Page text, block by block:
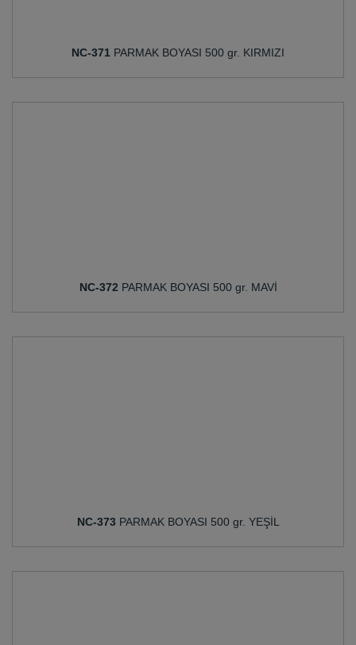
NC-371 PARMAK BOYASI 500 gr. KIRMIZI
NC-372 PARMAK BOYASI 500 gr. MAVİ
NC-373 PARMAK BOYASI 500 gr. YEŞİL